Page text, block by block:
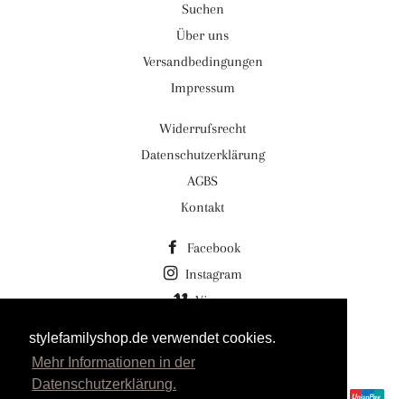
stylefamilyshop.de verwendet cookies.
Mehr Informationen in der
Datenschutzerklärung.
Suchen
Über uns
Versandbedingungen
Impressum
Widerrufsrecht
Datenschutzerklärung
AGBS
Kontakt
Facebook
Instagram
Vimeo
© 2026,Stylefamilyshop.de Stylefamily GmbH
Powered by Shopify